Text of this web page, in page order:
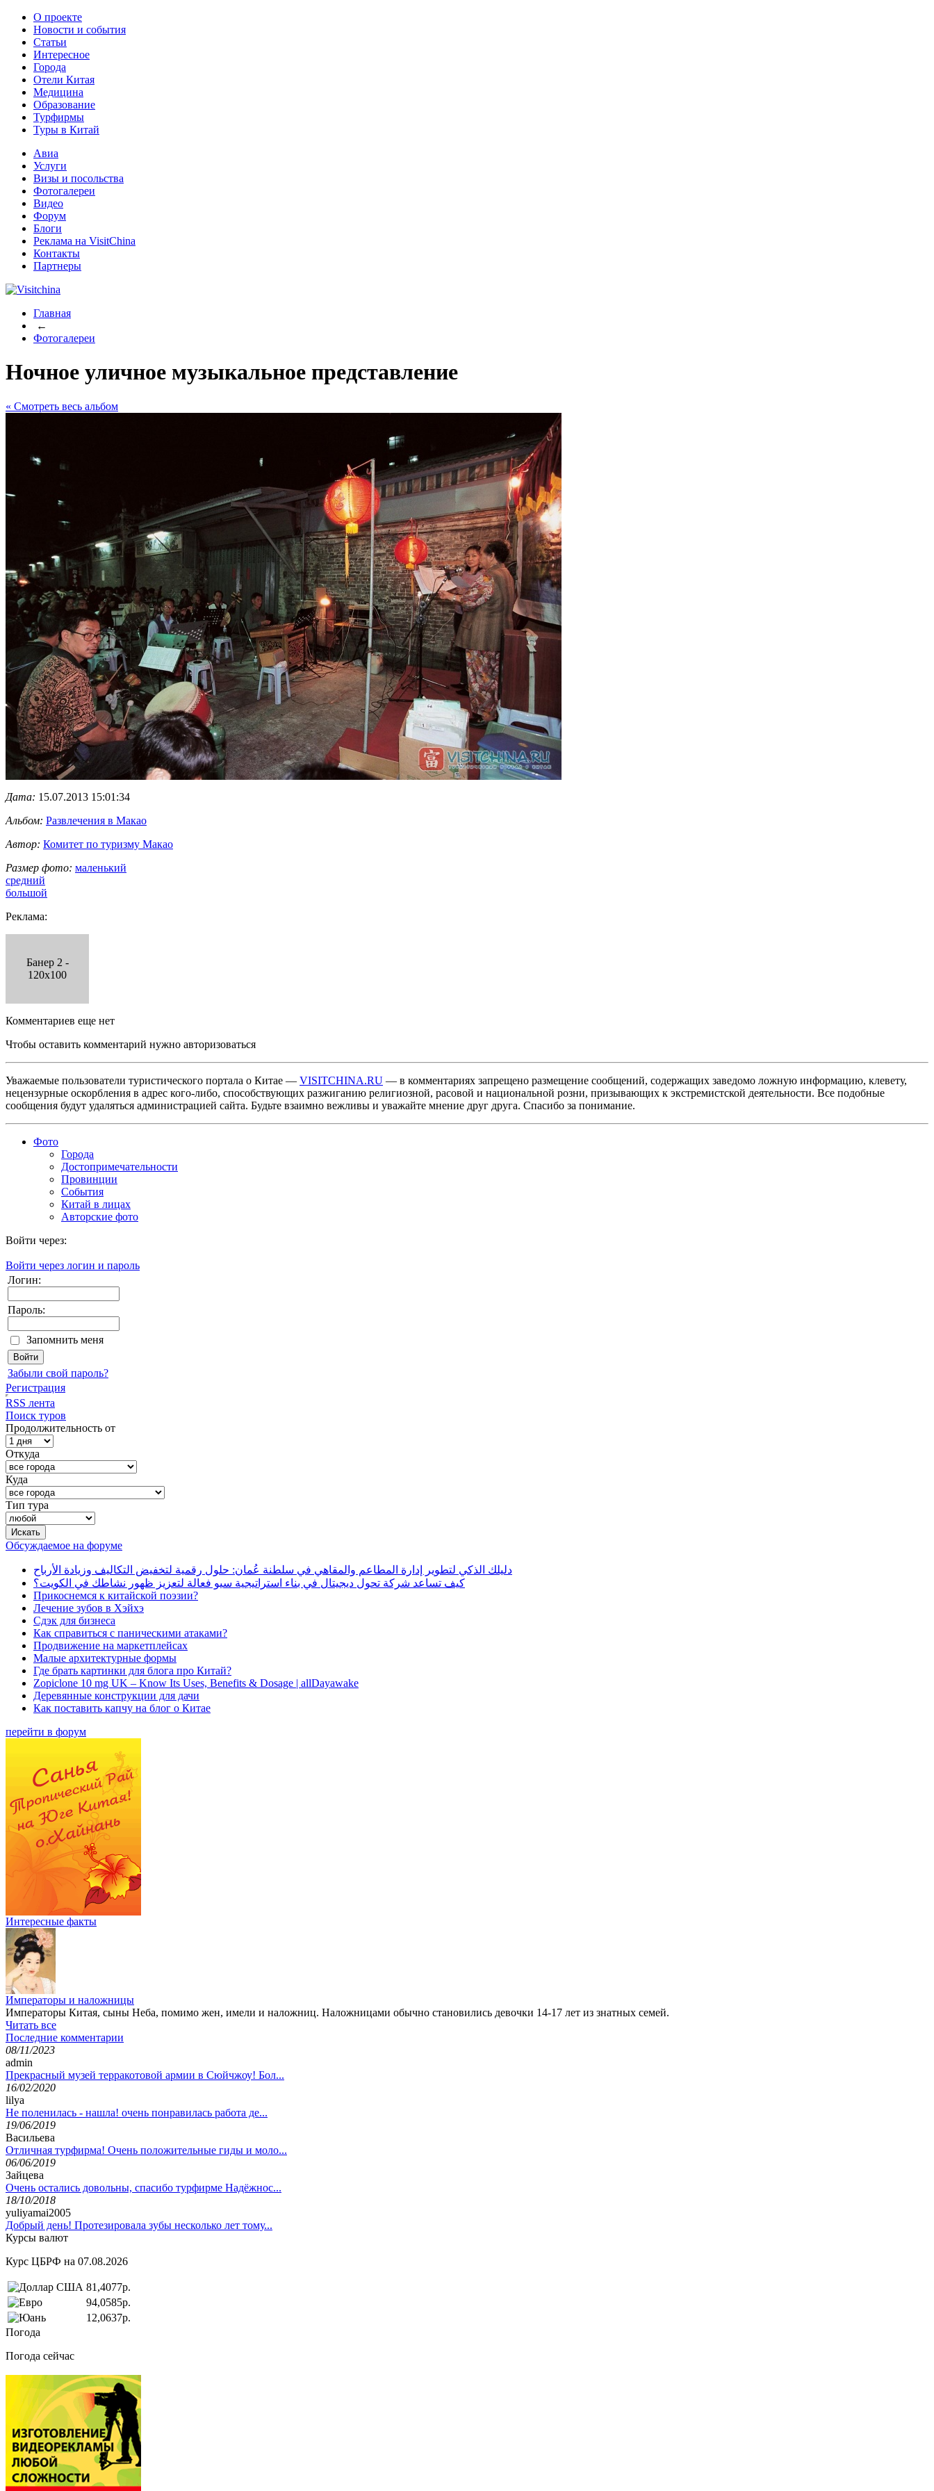
О проекте
Новости и события
Статьи
Интересное
Города
Отели Китая
Медицина
Образование
Турфирмы
Туры в Китай
Авиа
Услуги
Визы и посольства
Фотогалереи
Видео
Форум
Блоги
Реклама на VisitChina
Контакты
Партнеры
Главная
←
Фотогалереи
Ночное уличное музыкальное представление
« Cмотреть весь альбом
Дата: 15.07.2013 15:01:34
Альбом: Развлечения в Макао
Автор: Комитет по туризму Макао
Размер фото: маленький
средний
большой
Реклама:
Банер 2 -
120x100
Комментариев еще нет
Чтобы оставить комментарий нужно авторизоваться
Уважаемые пользователи туристического портала о Китае — VISITCHINA.RU — в комментариях запрещено размещение сообщений, содержащих заведомо ложную информацию, клевету,
нецензурные оскорбления в адрес кого-либо, способствующих разжиганию религиозной, расовой и национальной розни, призывающих к экстремистской деятельности. Все подобные
сообщения будут удаляться администрацией сайта. Будьте взаимно вежливы и уважайте мнение друг друга. Спасибо за понимание.
Фото
Города
Достопримечательности
Провинции
События
Китай в лицах
Авторские фото
Войти через:
Войти через логин и пароль
Логин:
Пароль:
Запомнить меня
Забыли свой пароль?
Регистрация
RSS лента
Поиск туров
Продолжительность от
Откуда
Куда
Тип тура
Обсуждаемое на форуме
دليلك الذكي لتطوير إدارة المطاعم والمقاهي في سلطنة عُمان: حلول رقمية لتخفيض التكاليف وزيادة الأرباح
كيف تساعد شركة تحول ديجيتال في بناء استراتيجية سيو فعالة لتعزيز ظهور نشاطك في الكويت؟
Прикоснемся к китайской поэзии?
Лечение зубов в Хэйхэ
Сдэк для бизнеса
Как справиться с паническими атаками?
Продвижение на маркетплейсах
Малые архитектурные формы
Где брать картинки для блога про Китай?
Zopiclone 10 mg UK – Know Its Uses, Benefits & Dosage | allDayawake
Деревянные конструкции для дачи
Как поставить капчу на блог о Китае
перейти в форум
Интересные факты
Императоры и наложницы
Императоры Китая, сыны Неба, помимо жен, имели и наложниц. Наложницами обычно становились девочки 14-17 лет из знатных семей.
Читать все
Последние комментарии
08/11/2023
admin
Прекрасный музей терракотовой армии в Сюйчжоу! Бол...
16/02/2020
lilya
Не поленилась - нашла! очень понравилась работа де...
19/06/2019
Васильева
Отличная турфирма! Очень положительные гиды и моло...
06/06/2019
Зайцева
Очень остались довольны, спасибо турфирме Надёжнос...
18/10/2018
yuliyamai2005
Добрый день! Протезировала зубы несколько лет тому...
Курсы валют
Курс ЦБРФ на 07.08.2026
81,4077р.
94,0585р.
12,0637р.
Погода
Погода сейчас